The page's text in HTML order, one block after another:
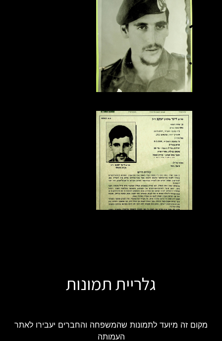
גלריית תמונות
מקום זה מיועד לתמונות שהמשפחה והחברים יעבירו לאתר
העמותה